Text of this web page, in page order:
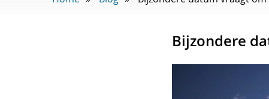
Bijzondere